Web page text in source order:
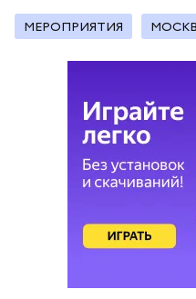
МЕРОПРИЯТИЯ
— На сегодняшний день
процентов
километра. В 2023
Тимирязевского парка
Подвал Мастера